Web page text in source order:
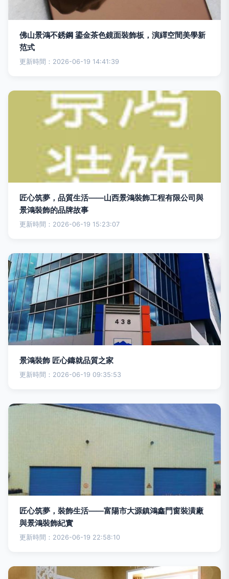
佛山景鴻不銹鋼 鎏金茶色鏡面裝飾板，演繹空間美學新
范式
更新時間：2026-06-19 14:41:39
匠心筑夢，品質生活——山西景鴻裝飾工程有限公司與
景鴻裝飾的品牌故事
更新時間：2026-06-19 15:23:07
景鴻裝飾 匠心鑄就品質之家
更新時間：2026-06-19 09:35:53
匠心筑夢，裝飾生活——富陽市大源鎮鴻鑫門窗裝潢廠
與景鴻裝飾紀實
更新時間：2026-06-19 22:58:10